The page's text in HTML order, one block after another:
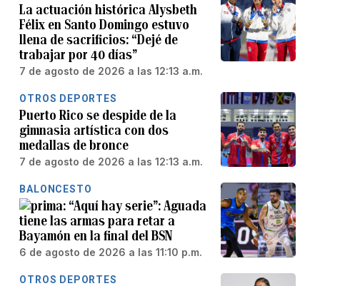
La actuación histórica Alysbeth
Félix en Santo Domingo estuvo
llena de sacrificios: “Dejé de
trabajar por 40 días”
7 de agosto de 2026 a las 12:13 a.m.
OTROS DEPORTES
Puerto Rico se despide de la
gimnasia artística con dos
medallas de bronce
7 de agosto de 2026 a las 12:13 a.m.
BALONCESTO
“Aquí hay serie”: Aguada
tiene las armas para retar a
Bayamón en la final del BSN
6 de agosto de 2026 a las 11:10 p.m.
OTROS DEPORTES